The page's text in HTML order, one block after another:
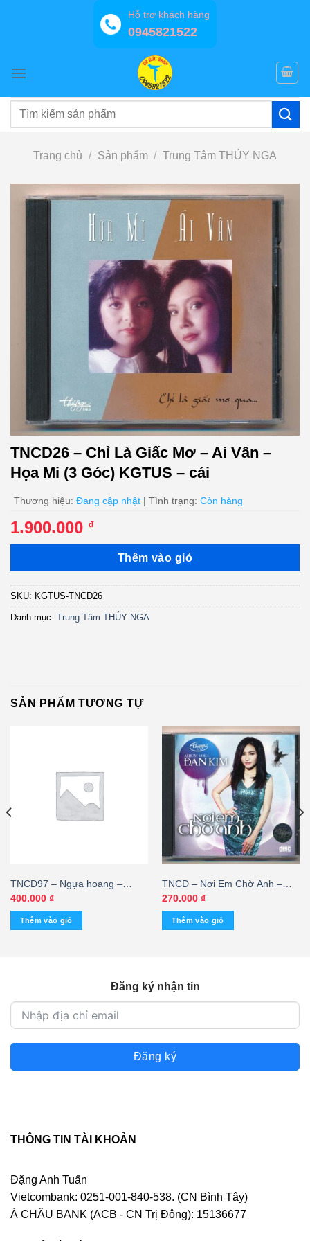
Hỗ trợ khách hàng
0945821522
Tìm
Trang chủ / Sản phẩm / Trung Tâm THÚY NGA
TNCD26 – Chỉ Là Giấc Mơ – Ai Vân –
Họa Mi (3 Góc) KGTUS – cái
Thương hiệu: Đang cập nhật | Tình trạng: Còn hàng
1.900.000 ₫
Thêm vào giỏ
SKU: KGTUS-TNCD26
Danh mục: Trung Tâm THÚY NGA
SẢN PHẨM TƯƠNG TỰ
TNCD97 – Ngựa hoang –
Nguyễn Hưng @ – cái
400.000 ₫
Thêm vào giỏ
TNCD – Nơi Em Chờ Anh –
Đan Kim
270.000 ₫
Thêm vào giỏ
Đăng ký nhận tin
Đăng ký
THÔNG TIN TÀI KHOẢN
Đặng Anh Tuấn
Vietcombank: 0251-001-840-538. (CN Bình Tây)
Á CHÂU BANK (ACB - CN Trị Đông): 15136677